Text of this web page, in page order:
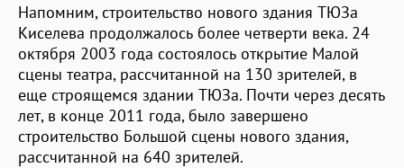
Напомним, строительство нового здания ТЮЗа
Киселева продолжалось более четверти века. 24
октября 2003 года состоялось открытие Малой
сцены театра, рассчитанной на 130 зрителей, в
еще строящемся здании ТЮЗа. Почти через десять
лет, в конце 2011 года, было завершено
строительство Большой сцены нового здания,
рассчитанной на 640 зрителей.